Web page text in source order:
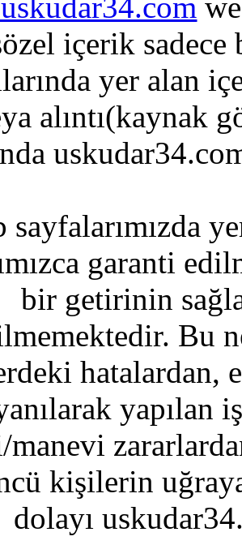
içerik sadece
yer alan
alıntı(kaynak
sayfalarımızda
garanti
bir getirinin
Bu
hatalardan,
yapılan
manevi
kişilerin
dolayı